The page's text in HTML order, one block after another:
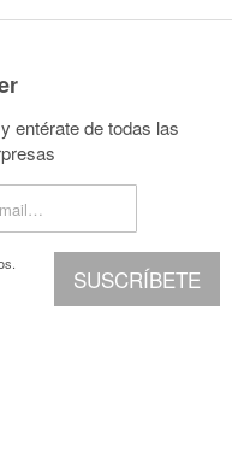
entérate de todas las
SUSCRÍBETE